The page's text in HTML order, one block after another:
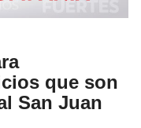
que son
San Juan